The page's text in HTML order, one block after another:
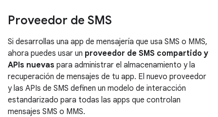
Proveedor de SMS
Si desarrollas una app de mensajería que usa SMS o MMS,
ahora puedes usar un proveedor de SMS compartido y
APIs nuevas para administrar el almacenamiento y la
recuperación de mensajes de tu app. El nuevo proveedor
y las APIs de SMS definen un modelo de interacción
estandarizado para todas las apps que controlan
mensajes SMS o MMS.